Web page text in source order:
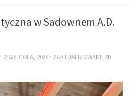
w Sadownem A.D.
2 GRUDNIA, 2024· ZAKTUALIZOWANE 30